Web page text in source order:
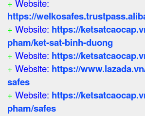
+ Website:
https://
+ Website: https://
pham/ket-sat-binh-duong
+ Website: https://
+ Website: https://
safes
+ Website: https://
pham/safes